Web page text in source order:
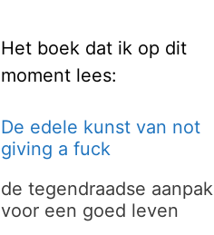
Het boek dat ik op dit
moment lees:
De edele kunst van not
giving a fuck
de tegendraadse aanpak
voor een goed leven